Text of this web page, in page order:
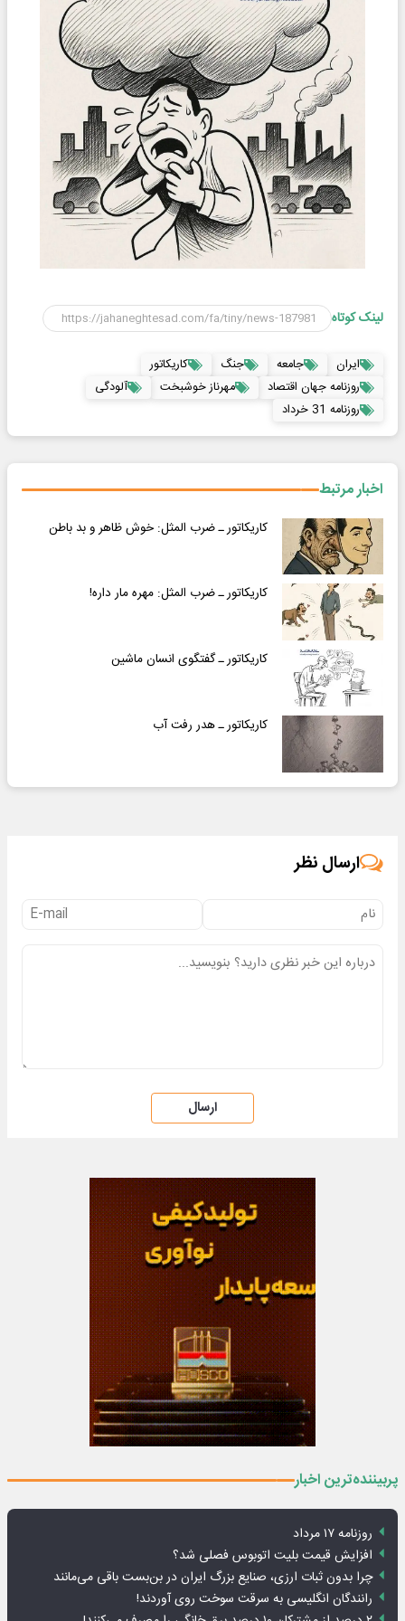
لینک کوتاه
ایران جامعه جنگ
کاریکاتور
روزنامه جهان اقتصاد
مهرناز خوشبخت
آلودگی
روزنامه 31 خرداد
اخبار مرتبط
کاریکاتور ـ ضرب المثل: خوش ظاهر و بد باطن
کاریکاتور ـ ضرب المثل: مهره مار داره!
کاریکاتور ـ گفتگوی انسان ماشین
کاریکاتور ـ هدر رفت آب
ارسال نظر
ارسال
پربیننده‌ترین اخبار
روزنامه ۱۷ مرداد
افزایش قیمت بلیت اتوبوس فصلی شد؟
چرا بدون ثبات ارزی، صنایع بزرگ ایران در بن‌بست باقی می‌مانند
رانندگان انگلیسی به سرقت سوخت روی آوردند!